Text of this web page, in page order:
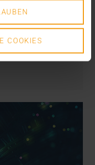
COOKIES
Klingt super.